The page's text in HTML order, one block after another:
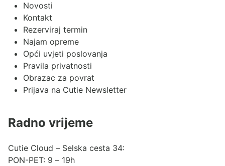
Novosti
Kontakt
Rezerviraj termin
Najam opreme
Opći uvjeti poslovanja
Pravila privatnosti
Obrazac za povrat
Prijava na Cutie Newsletter
Radno vrijeme
Cutie Cloud – Selska cesta 34:
PON-PET: 9 – 19h